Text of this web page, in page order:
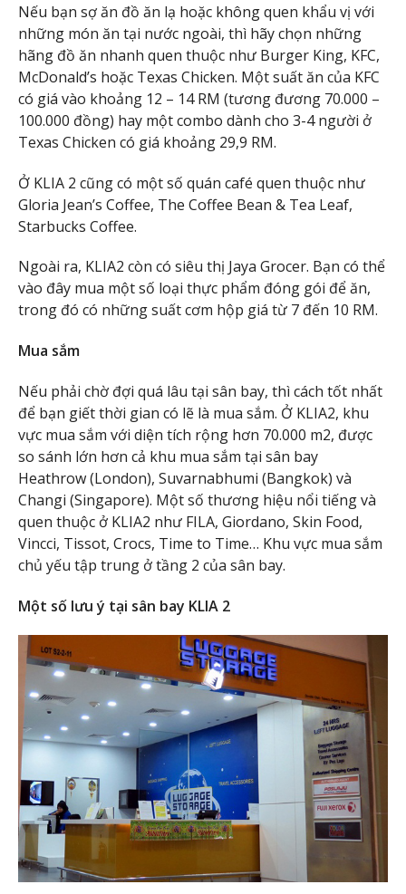
Nếu bạn sợ ăn đồ ăn lạ hoặc không quen khẩu vị với
những món ăn tại nước ngoài, thì hãy chọn những
hãng đồ ăn nhanh quen thuộc như Burger King, KFC,
McDonald’s hoặc Texas Chicken. Một suất ăn của KFC
có giá vào khoảng 12 – 14 RM (tương đương 70.000 –
100.000 đồng) hay một combo dành cho 3-4 người ở
Texas Chicken có giá khoảng 29,9 RM.
Ở KLIA 2 cũng có một số quán café quen thuộc như
Gloria Jean’s Coffee, The Coffee Bean & Tea Leaf,
Starbucks Coffee.
Ngoài ra, KLIA2 còn có siêu thị Jaya Grocer. Bạn có thể
vào đây mua một số loại thực phẩm đóng gói để ăn,
trong đó có những suất cơm hộp giá từ 7 đến 10 RM.
Mua sắm
Nếu phải chờ đợi quá lâu tại sân bay, thì cách tốt nhất
để bạn giết thời gian có lẽ là mua sắm. Ở KLIA2, khu
vực mua sắm với diện tích rộng hơn 70.000 m2, được
so sánh lớn hơn cả khu mua sắm tại sân bay
Heathrow (London), Suvarnabhumi (Bangkok) và
Changi (Singapore). Một số thương hiệu nổi tiếng và
quen thuộc ở KLIA2 như FILA, Giordano, Skin Food,
Vincci, Tissot, Crocs, Time to Time… Khu vực mua sắm
chủ yếu tập trung ở tầng 2 của sân bay.
Một số lưu ý tại sân bay KLIA 2